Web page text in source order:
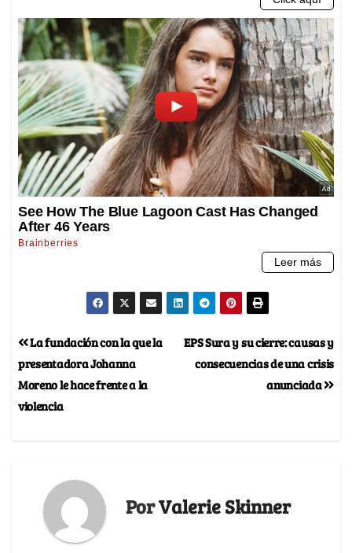
EPS Sura y su cierre: causas y
consecuencias de una crisis
anunciada
La fundación con la que la
presentadora Johanna
Moreno le hace frente a la
violencia
PorValerie Skinner